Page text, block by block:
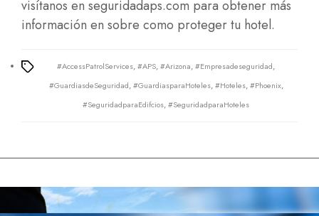
visítanos en seguridadaps.com para obtener más
información en sobre como proteger tu hotel.
Tags
#AccessPatrolServices,#APS,#Arizona,#Empresadeseguridad,
#GuardiasdeSeguridad,#GuardiasparaHoteles,#Hoteles,#Phoenix,
#SeguridadparaEdifcios,#SeguridadparaHoteles